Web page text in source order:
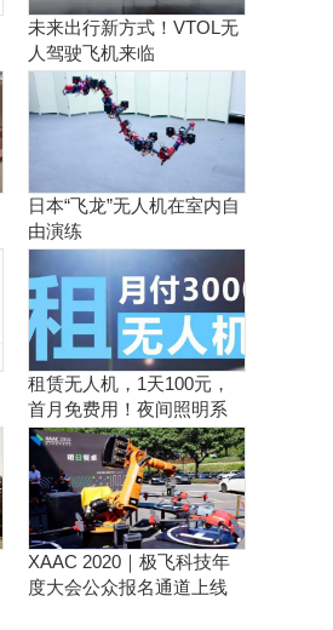
未来出行新方式！VTOL无
人驾驶飞机来临
日本“飞龙”无人机在室内自
由演练
租赁无人机，1天100元，
首月免费用！夜间照明系
统施工、抢险、应急救援
利器！
XAAC 2020｜极飞科技年
度大会公众报名通道上线